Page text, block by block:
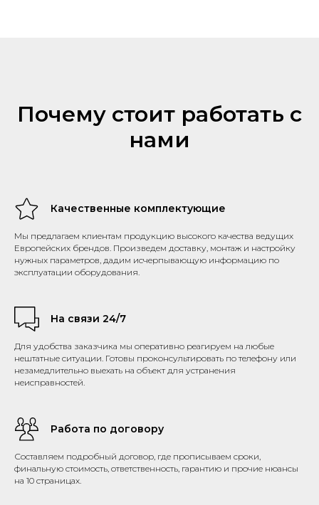
Почему стоит работать с
нами
Качественные комплектующие
Мы предлагаем клиентам продукцию высокого качества ведущих
Европейских брендов. Произведем доставку, монтаж и настройку
нужных параметров, дадим исчерпывающую информацию по
эксплуатации оборудования.
На связи 24/7
Для удобства заказчика мы оперативно реагируем на любые
нештатные ситуации. Готовы проконсультировать по телефону или
незамедлительно выехать на объект для устранения
неисправностей.
Работа по договору
Составляем подробный договор, где прописываем сроки,
финальную стоимость, ответственность, гарантию и прочие нюансы
на 10 страницах.